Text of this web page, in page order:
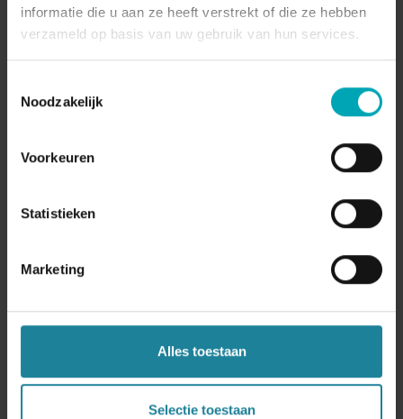
informatie die u aan ze heeft verstrekt of die ze hebben
verzameld op basis van uw gebruik van hun services.
Noodzakelijk
Voorkeuren
Statistieken
Marketing
Alles toestaan
Selectie toestaan
Previous 1 2 3 4
Business Communications
Business Analytics